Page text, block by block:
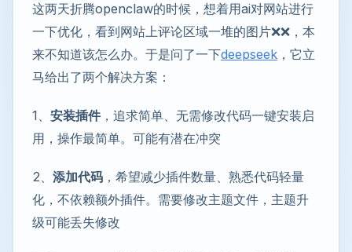
这两天折腾openclaw的时候，想着用ai对网站进行
一下优化，看到网站上评论区域一堆的图片❌❌，本
来不知道该怎么办。于是问了一下deepseek ，它立
马给出了两个解决方案：
1、 安装插件，追求简单、无需修改代码一键安装启
用，操作最简单。可能有潜在冲突
2、 添加代码 ，希望减少插件数量、熟悉代码轻量
化，不依赖额外插件。需要修改主题文件，主题升
级可能丢失修改